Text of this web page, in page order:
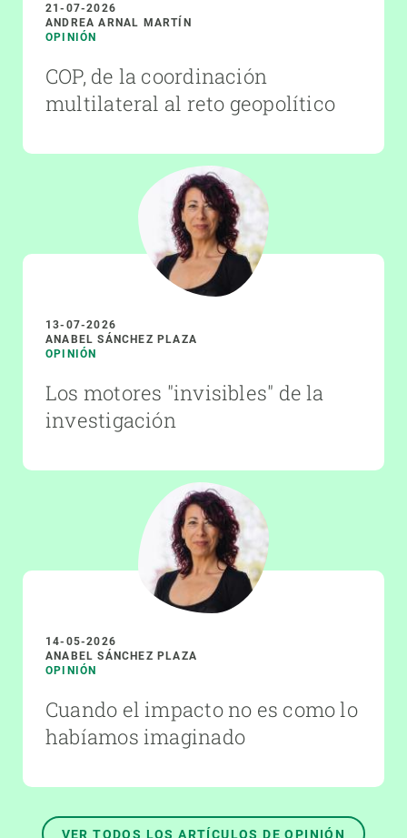
21-07-2026
ANDREA ARNAL MARTÍN
OPINIÓN
COP, de la coordinación
multilateral al reto geopolítico
13-07-2026
ANABEL SÁNCHEZ PLAZA
OPINIÓN
Los motores "invisibles" de la
investigación
14-05-2026
ANABEL SÁNCHEZ PLAZA
OPINIÓN
Cuando el impacto no es como lo
habíamos imaginado
VER TODOS LOS ARTÍCULOS DE OPINIÓN